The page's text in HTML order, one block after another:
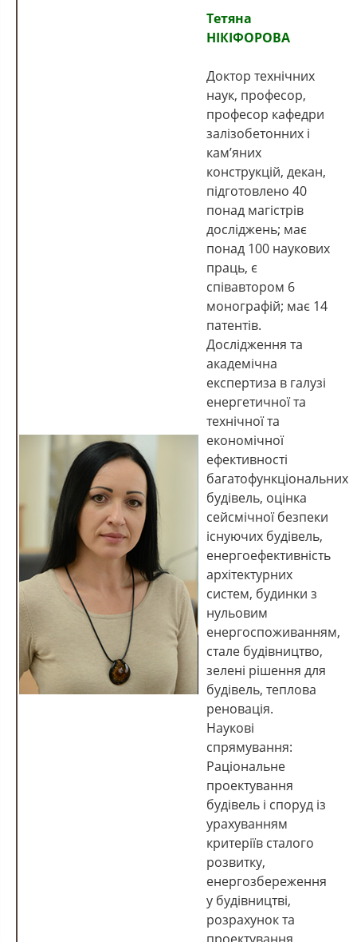
Тетяна
НІКІФОРОВА
Доктор технічних
наук, професор,
професор кафедри
залізобетонних і
кам’яних
конструкцій, декан,
підготовлено 40
понад магістрів
досліджень; має
понад 100 наукових
праць, є
співавтором 6
монографій; має 14
патентів.
Дослідження та
академічна
експертиза в галузі
енергетичної та
технічної та
економічної
ефективності
багатофункціональних
будівель, оцінка
сейсмічної безпеки
існуючих будівель,
енергоефективність
архітектурних
систем, будинки з
нульовим
енергоспоживанням,
стале будівництво,
зелені рішення для
будівель, теплова
реновація.
Наукові
спрямування:
Раціональне
проектування
будівель і споруд із
урахуванням
критеріїв сталого
розвитку,
енергозбереження
у будівництві,
розрахунок та